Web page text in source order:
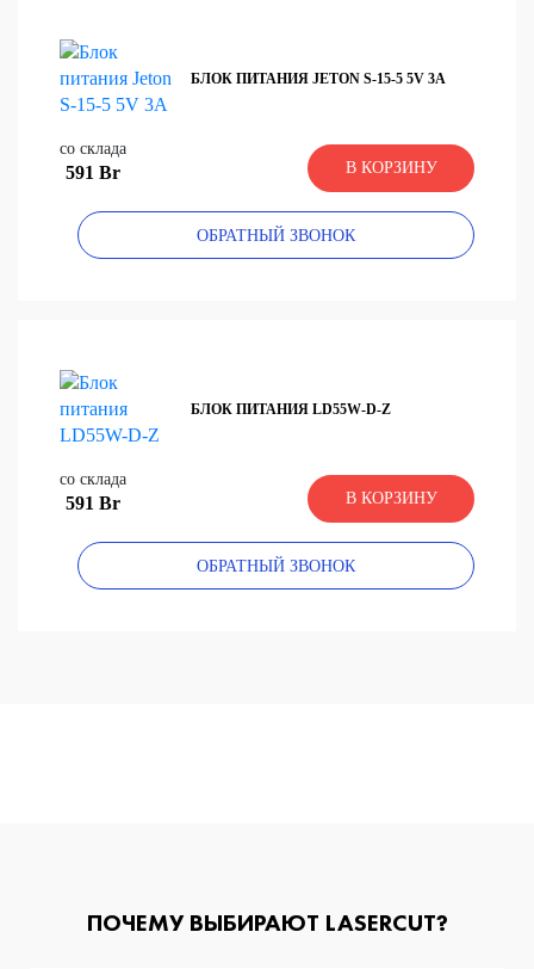
БЛОК ПИТАНИЯ JETON S-15-5 5V 3A
со склада
591 Br В КОРЗИНУ
ОБРАТНЫЙ ЗВОНОК
БЛОК ПИТАНИЯ LD55W-D-Z
со склада
591 Br В КОРЗИНУ
ОБРАТНЫЙ ЗВОНОК
ПОЧЕМУ ВЫБИРАЮТ LASERCUT?